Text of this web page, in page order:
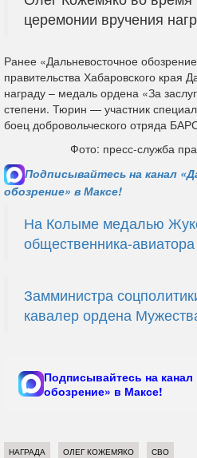
церемонии вручения
Ранее «Дальневосточное
правительства Хабаровского края
награду – медаль ордена «За
степени. Тюрин — участник
боец добровольческого отряда
Фото: пресс-служба
Подписывайтесь на канал
обозрение» в Максе!
На Колыме медалью
общественника-авиатора
Замминистра
кавалер ордена
Подписывайтесь на
обозрение» в Максе!
НАГРАДА ОЛЕГ КОЖЕМЯКО СВО